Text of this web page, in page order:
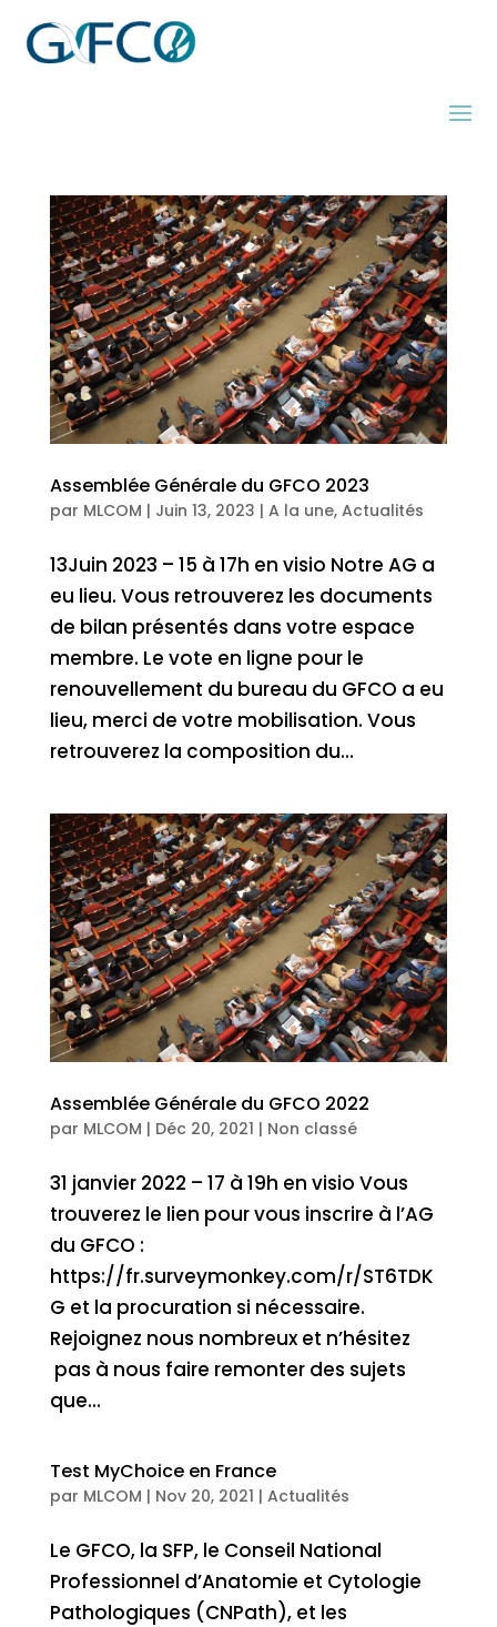
Assemblée Générale du GFCO 2023
par MLCOM | Juin 13, 2023 | A la une, Actualités
13Juin 2023 – 15 à 17h en visio Notre AG a
eu lieu. Vous retrouverez les documents
de bilan présentés dans votre espace
membre. Le vote en ligne pour le
renouvellement du bureau du GFCO a eu
lieu, merci de votre mobilisation. Vous
retrouverez la composition du...
Assemblée Générale du GFCO 2022
par MLCOM | Déc 20, 2021 | Non classé
31 janvier 2022 – 17 à 19h en visio Vous
trouverez le lien pour vous inscrire à l’AG
du GFCO :
https://fr.surveymonkey.com/r/ST6TDK
G et la procuration si nécessaire.
Rejoignez nous nombreux et n’hésitez
pas à nous faire remonter des sujets
que...
Test MyChoice en France
par MLCOM | Nov 20, 2021 | Actualités
Le GFCO, la SFP, le Conseil National
Professionnel d’Anatomie et Cytologie
Pathologiques (CNPath), et les